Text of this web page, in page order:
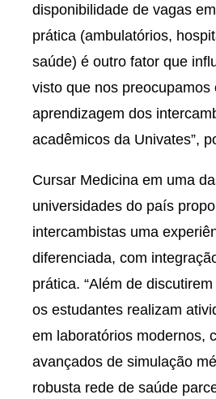
disponibilidade de vagas
prática (ambulatórios,
saúde) é outro fator que
visto que nos preocupamos
aprendizagem dos
acadêmicos da Univates”,
Cursar Medicina em uma
universidades do país
intercambistas uma
diferenciada, com
prática. “Além de
os estudantes realizam
em laboratórios modernos,
avançados de simulação
robusta rede de saúde